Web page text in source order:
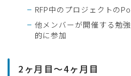
RFP中のプロジェクトの
他メンバーが開催する勉
的に参加
2ヶ月目〜4ヶ月目